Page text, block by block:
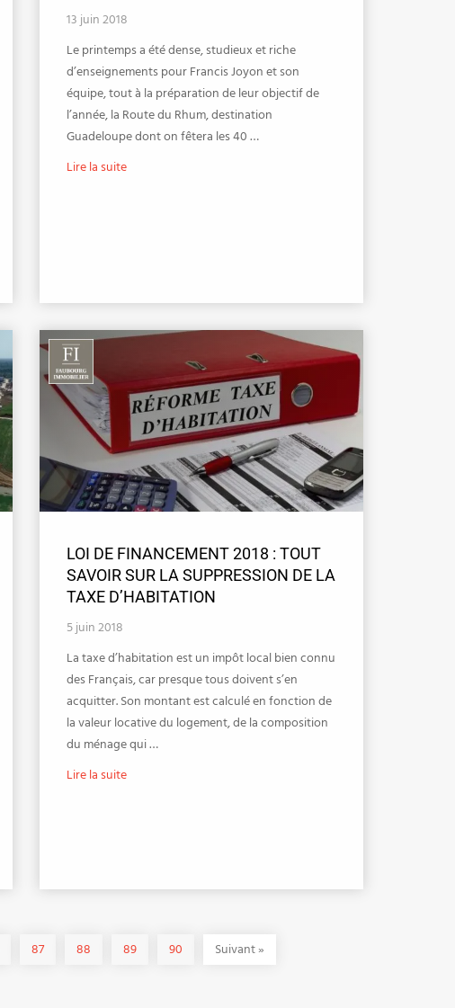
13 juin 2018
Le printemps a été dense, studieux et riche
d’enseignements pour Francis Joyon et son
équipe, tout à la préparation de leur objectif de
l’année, la Route du Rhum, destination
Guadeloupe dont on fêtera les 40 …
Lire la suite
LOI DE FINANCEMENT 2018 : TOUT
SAVOIR SUR LA SUPPRESSION DE LA
TAXE D’HABITATION
5 juin 2018
La taxe d’habitation est un impôt local bien connu
des Français, car presque tous doivent s’en
acquitter. Son montant est calculé en fonction de
la valeur locative du logement, de la composition
du ménage qui …
Lire la suite
87 88 89 90 Suivant»